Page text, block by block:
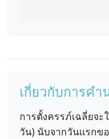
เกี่ยวกับการค
การตั้งครรภ์เฉลี่ยจ
วัน) นับจากวันแรกข